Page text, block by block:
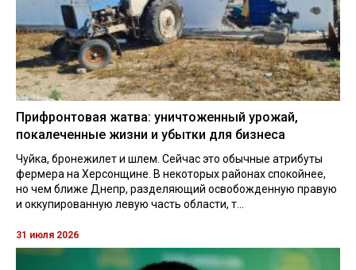
Прифронтовая жатва: уничтоженный урожай,
покалеченные жизни и убытки для бизнеса
Чуйка, бронежилет и шлем. Сейчас это обычные атрибуты
фермера на Херсонщине. В некоторых районах спокойнее,
но чем ближе Днепр, разделяющий освобожденную правую
и оккупированную левую часть области, т...
31 июля 2026